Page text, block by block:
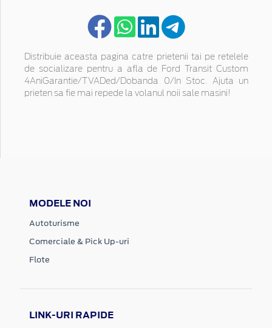
Distribuie aceasta pagina catre prietenii tai pe retelele
de socializare pentru a afla de Ford Transit Custom
4AniGarantie/TVADed/Dobanda 0/In Stoc. Ajuta un
prieten sa fie mai repede la volanul noii sale masini!
MODELE NOI
Autoturisme
Comerciale & Pick Up-uri
Flote
LINK-URI RAPIDE